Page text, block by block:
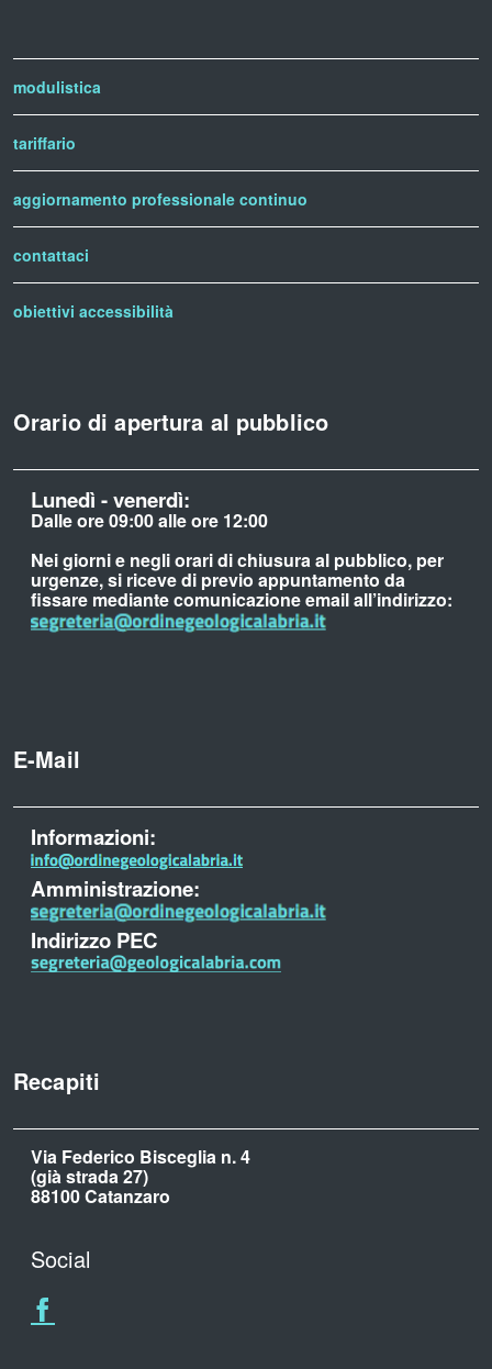
modulistica
tariffario
aggiornamento professionale continuo
contattaci
obiettivi accessibilità
Orario di apertura al pubblico
Lunedì - venerdì:
Dalle ore 09:00 alle ore 12:00
Nei giorni e negli orari di chiusura al pubblico, per
urgenze, si riceve di previo appuntamento da
fissare mediante comunicazione email all’indirizzo:
E-Mail
Informazioni:
Amministrazione:
Indirizzo PEC
Recapiti
Via Federico Bisceglia n. 4
(già strada 27)
88100 Catanzaro
Social